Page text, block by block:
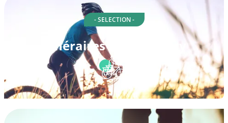
- SELECTION -
Itinéraires à vélo à Cary